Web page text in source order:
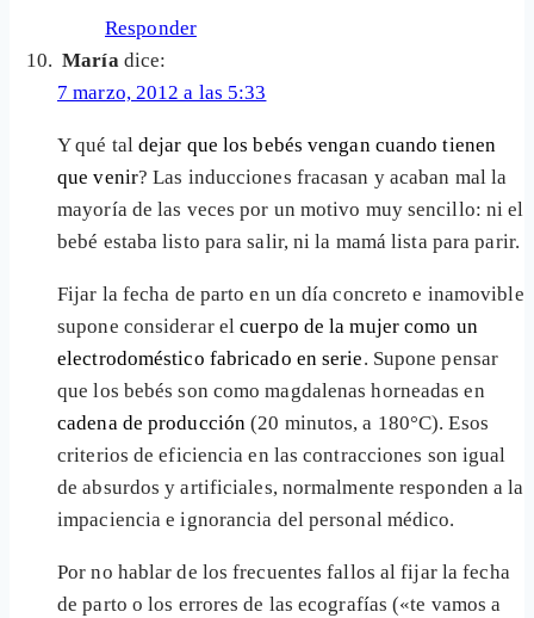
Responder
María dice:
7 marzo, 2012 a las 5:33
Y qué taldejar que los bebés vengan cuando tienen
que venir? Las inducciones fracasan y acaban mal la
mayoría de las veces por un motivo muy sencillo: ni el
bebé estaba listo para salir, ni la mamá lista para parir.
Fijar la fecha de parto en un día concreto e inamovible
supone considerar elcuerpo de la mujer como un
electrodoméstico fabricado en serie. Supone pensar
que los bebés son como magdalenas horneadas en
cadena de producción (20 minutos, a 180°C). Esos
criterios de eficiencia en las contracciones son igual
de absurdos y artificiales, normalmente responden a la
impaciencia e ignorancia del personal médico.
Por no hablar de los frecuentes fallos al fijar la fecha
de parto o los errores de las ecografías («te vamos a